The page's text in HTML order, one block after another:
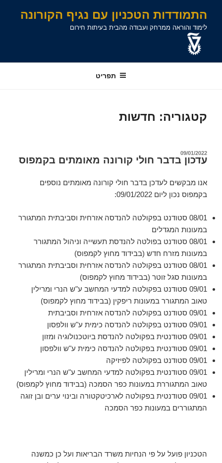
לתוכן
לניווט
לתוכןהתמודדות הטכניון עם נגיף הקורונה
לימוד והוראה ממרחק ועבודה מהבית בעיתות חירום
תפריט
קטגוריה: חדשות
פורסם
ב
09/01/2022
עדכון בדבר חולי קורונה מאומתים בקמפוס
אנו מבקשים לעדכן בדבר חולי קורונה מאומתים נוספים
בקמפוס נכון ליום 09/01/2022:
08/01 סטודנט בפקולטה להנדסה אזרחית וסביבתית המתגורר
במעונות המגדלים
08/01 סטודנט בפולטה להנדסת תעשייה וניהול המתגורר
במעונות מזרח חדש (בבידוד מחוץ לקמפוס)
08/01 סטודנט בפקולטה להנדסה אזרחית וסביבתית המתגורר
במעונות סגל זוטר (בבידוד מחוץ לקמפוס)
09/01 סטודנט בפקולטה למדעי המחשב ע"ש הנרי ומרילין
טאוב המתגורר במעונות ריפקין (בבידוד מחוץ לקמפוס)
09/01 סטודנט בפקולטה להנדסה אזרחית וסביבתית
09/01 סטודנט בפקולטה להנדסה כימית ע"ש וולפסון
09/01 סטודנטית בפקולטה להנדסת ביוטכנולוגיה ומזון
09/01 סטודנטית בפקולטה להנדסה כימית ע"ש וולפסון
09/01 סטודנט בפקולטה לפיזיקה
09/01 סטודנטית בפקולטה למדעי המחשב ע"ש הנרי ומרילין
טאוב המתגוררת במעונות כפר הסמכה (בבידוד מחוץ לקמפוס)
09/01 סטודנטית בפקולטה לארכיטקטורה ובינוי ערים ובן זוגה
המתגוררים במעונות כפר הסמכה
הטכניון פועל על פי הנחיות משרד הבריאות ועל כן כמשנה